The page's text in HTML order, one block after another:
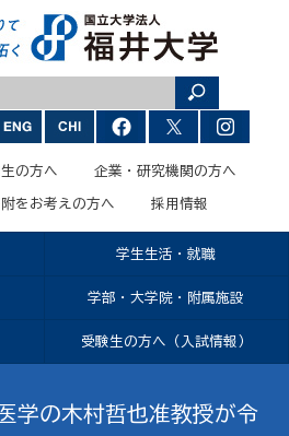
の方へ 企業・研究機関の方へ
をお考えの方へ 採用情報
学生生活・就職
学部・大学院・附属施設
受験生の方へ（入試情報）
学の木村哲也准教授が令